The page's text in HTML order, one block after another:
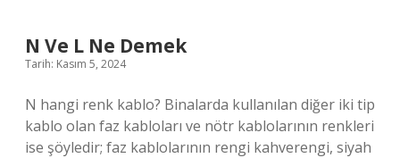
N Ve L Ne Demek
Tarih: Kasım 5, 2024
N hangi renk kablo? Binalarda kullanılan diğer iki tip
kablo olan faz kabloları ve nötr kablolarının renkleri
ise şöyledir; faz kablolarının rengi kahverengi, siyah